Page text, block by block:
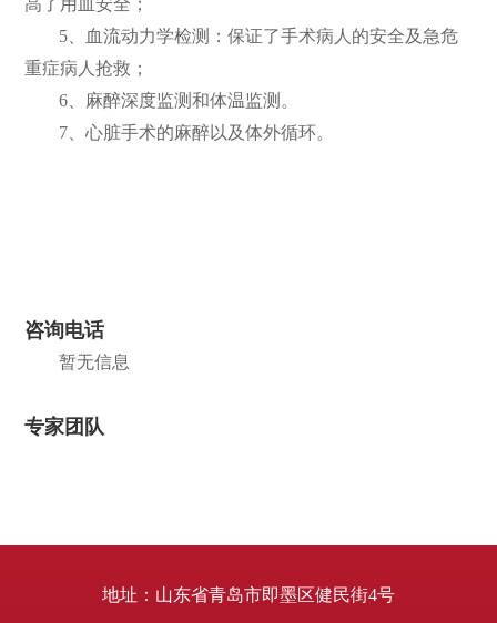
高了用血安全；
5、血流动力学检测：保证了手术病人的安全及急危
重症病人抢救；
6、麻醉深度监测和体温监测。
7、心脏手术的麻醉以及体外循环。
咨询电话
暂无信息
专家团队
地址：山东省青岛市即墨区健民街4号